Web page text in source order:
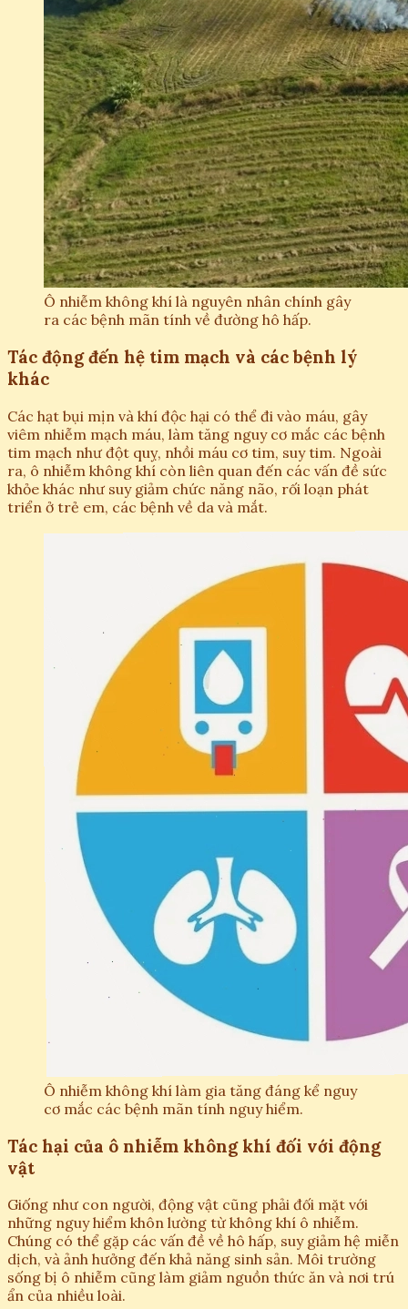
Ô nhiễm không khí là nguyên nhân chính gây
ra các bệnh mãn tính về đường hô hấp.
Tác động đến hệ tim mạch và các bệnh lý
khác
Các hạt bụi mịn và khí độc hại có thể đi vào máu, gây
viêm nhiễm mạch máu, làm tăng nguy cơ mắc các bệnh
tim mạch như đột quỵ, nhồi máu cơ tim, suy tim. Ngoài
ra, ô nhiễm không khí còn liên quan đến các vấn đề sức
khỏe khác như suy giảm chức năng não, rối loạn phát
triển ở trẻ em, các bệnh về da và mắt.
Ô nhiễm không khí làm gia tăng đáng kể nguy
cơ mắc các bệnh mãn tính nguy hiểm.
Tác hại của ô nhiễm không khí đối với động
vật
Giống như con người, động vật cũng phải đối mặt với
những nguy hiểm khôn lường từ không khí ô nhiễm.
Chúng có thể gặp các vấn đề về hô hấp, suy giảm hệ miễn
dịch, và ảnh hưởng đến khả năng sinh sản. Môi trường
sống bị ô nhiễm cũng làm giảm nguồn thức ăn và nơi trú
ẩn của nhiều loài.